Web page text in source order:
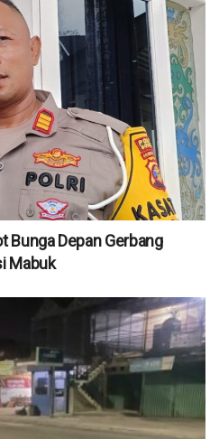
Bunga Depan Gerbang
Mabuk